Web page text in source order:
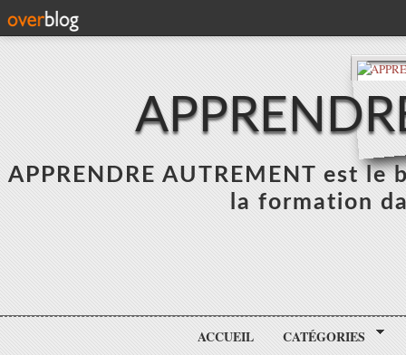
APPRENDRE AUTREMENT est
la formation
ACCUEIL CATÉGORIES